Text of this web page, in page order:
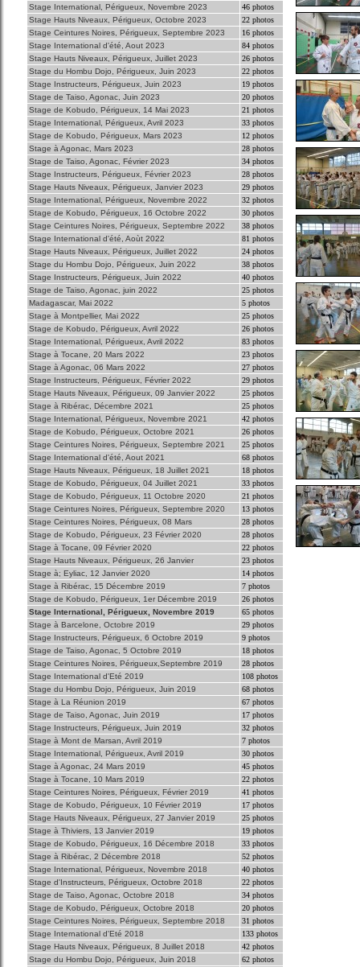
Stage International, Périgueux, Novembre 2023
46 photos
Stage Hauts Niveaux, Périgueux, Octobre 2023
22 photos
Stage Ceintures Noires, Périgueux, Septembre 2023
16 photos
Stage International d'été, Aout 2023
84 photos
Stage Hauts Niveaux, Périgueux, Juillet 2023
26 photos
Stage du Hombu Dojo, Périgueux, Juin 2023
22 photos
Stage Instructeurs, Périgueux, Juin 2023
19 photos
Stage de Taiso, Agonac, Juin 2023
20 photos
Stage de Kobudo, Périgueux, 14 Mai 2023
21 photos
Stage International, Périgueux, Avril 2023
33 photos
Stage de Kobudo, Périgueux, Mars 2023
12 photos
Stage à Agonac, Mars 2023
28 photos
Stage de Taiso, Agonac, Février 2023
34 photos
Stage Instructeurs, Périgueux, Février 2023
28 photos
Stage Hauts Niveaux, Périgueux, Janvier 2023
29 photos
Stage International, Périgueux, Novembre 2022
32 photos
Stage de Kobudo, Périgueux, 16 Octobre 2022
30 photos
Stage Ceintures Noires, Périgueux, Septembre 2022
38 photos
Stage International d'été, Aoùt 2022
81 photos
Stage Hauts Niveaux, Périgueux, Juillet 2022
24 photos
Stage du Hombu Dojo, Périgueux, Juin 2022
38 photos
Stage Instructeurs, Périgueux, Juin 2022
40 photos
Stage de Taiso, Agonac, juin 2022
25 photos
Madagascar, Mai 2022
5 photos
Stage à Montpellier, Mai 2022
25 photos
Stage de Kobudo, Périgueux, Avril 2022
26 photos
Stage International, Périgueux, Avril 2022
83 photos
Stage à Tocane, 20 Mars 2022
23 photos
Stage à Agonac, 06 Mars 2022
27 photos
Stage Instructeurs, Périgueux, Février 2022
29 photos
Stage Hauts Niveaux, Périgueux, 09 Janvier 2022
25 photos
Stage à Ribérac, Décembre 2021
25 photos
Stage International, Périgueux, Novembre 2021
42 photos
Stage de Kobudo, Périgueux, Octobre 2021
26 photos
Stage Ceintures Noires, Périgueux, Septembre 2021
25 photos
Stage International d'été, Aout 2021
68 photos
Stage Hauts Niveaux, Périgueux, 18 Juillet 2021
18 photos
Stage de Kobudo, Périgueux, 04 Juillet 2021
33 photos
Stage de Kobudo, Périgueux, 11 Octobre 2020
21 photos
Stage Ceintures Noires, Périgueux, Septembre 2020
13 photos
Stage Ceintures Noires, Périgueux, 08 Mars
28 photos
Stage de Kobudo, Périgueux, 23 Février 2020
28 photos
Stage à Tocane, 09 Février 2020
22 photos
Stage Hauts Niveaux, Périgueux, 26 Janvier
23 photos
Stage à; Eyliac, 12 Janvier 2020
14 photos
Stage à Ribérac, 15 Décembre 2019
7 photos
Stage de Kobudo, Périgueux, 1er Décembre 2019
26 photos
Stage International, Périgueux, Novembre 2019
65 photos
Stage à Barcelone, Octobre 2019
29 photos
Stage Instructeurs, Périgueux, 6 Octobre 2019
9 photos
Stage de Taiso, Agonac, 5 Octobre 2019
18 photos
Stage Ceintures Noires, Périgueux,Septembre 2019
28 photos
Stage International d'Eté 2019
108 photos
Stage du Hombu Dojo, Périgueux, Juin 2019
68 photos
Stage à La Réunion 2019
67 photos
Stage de Taiso, Agonac, Juin 2019
17 photos
Stage Instructeurs, Périgueux, Juin 2019
32 photos
Stage à Mont de Marsan, Avril 2019
7 photos
Stage International, Périgueux, Avril 2019
30 photos
Stage à Agonac, 24 Mars 2019
45 photos
Stage à Tocane, 10 Mars 2019
22 photos
Stage Ceintures Noires, Périgueux, Février 2019
41 photos
Stage de Kobudo, Périgueux, 10 Février 2019
17 photos
Stage Hauts Niveaux, Périgueux, 27 Janvier 2019
25 photos
Stage à Thiviers, 13 Janvier 2019
19 photos
Stage de Kobudo, Périgueux, 16 Décembre 2018
33 photos
Stage à Ribérac, 2 Décembre 2018
52 photos
Stage International, Périgueux, Novembre 2018
40 photos
Stage d'Instructeurs, Périgueux, Octobre 2018
22 photos
Stage de Taiso, Agonac, Octobre 2018
34 photos
Stage de Kobudo, Périgueux, Octobre 2018
20 photos
Stage Ceintures Noires, Périgueux, Septembre 2018
31 photos
Stage International d'Eté 2018
133 photos
Stage Hauts Niveaux, Périgueux, 8 Juillet 2018
42 photos
Stage du Hombu Dojo, Périgueux, Juin 2018
62 photos